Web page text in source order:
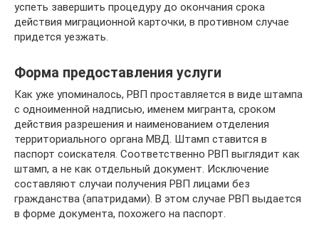
успеть завершить процедуру до окончания срока
действия миграционной карточки, в противном случае
придется уезжать.
Форма предоставления услуги
Как уже упоминалось, РВП проставляется в виде штампа
с одноименной надписью, именем мигранта, сроком
действия разрешения и наименованием отделения
территориального органа МВД. Штамп ставится в
паспорт соискателя. Соответственно РВП выглядит как
штамп, а не как отдельный документ. Исключение
составляют случаи получения РВП лицами без
гражданства (апатридами). В этом случае РВП выдается
в форме документа, похожего на паспорт.